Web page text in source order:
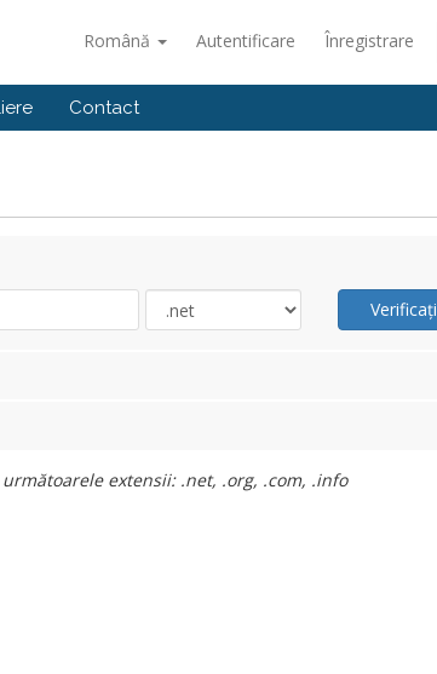
Română Autentificare Înregistrare
Contact
Verificați
extensii: .net, .org, .com, .info